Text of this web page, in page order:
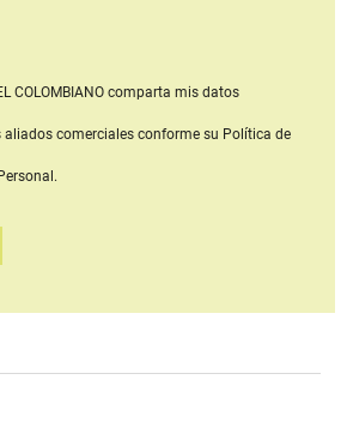
COLOMBIANOcomparta mis datos
aliados comerciales conforme su Política de